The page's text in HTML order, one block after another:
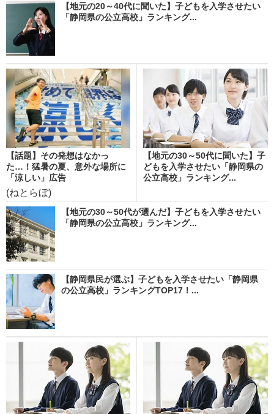
【地元の20～40代に聞いた】子どもを入学させたい
「静岡県の公立高校」ランキング...
【話題】その発想はなかっ
た…！猛暑の夏、意外な場所に
「涼しい」広告
(ねとらぼ)
【地元の30～50代に聞いた】子
どもを入学させたい「静岡県の
公立高校」ランキング...
【地元の30～50代が選んだ】子どもを入学させたい
「静岡県の公立高校」ランキング...
【静岡県民が選ぶ】子どもを入学させたい「静岡県
の公立高校」ランキングTOP17！...